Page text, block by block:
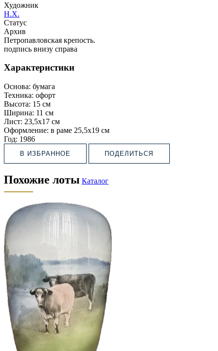
Художник
Н.Х.
Статус
Архив
Петропавловская крепость.
подпись внизу справа
Характеристики
Основа: бумага
Техника: офорт
Высота: 15 см
Ширина: 11 см
Лист: 23,5х17 см
Оформление: в раме 25,5х19 см
Год: 1986
В ИЗБРАННОЕ ПОДЕЛИТЬСЯ
Похожие лоты Каталог